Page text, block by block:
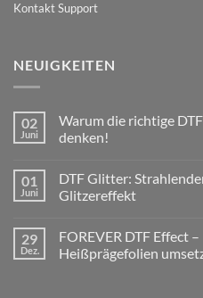
Kontakt Support
NEUIGKEITEN
02
Juni
Warum die richtige
denken!
zu
Warum
die
Folie
wichtiger
ist,
01
Juni
DTF Glitter:
Glitzereffekt
zu
DTF
Glitter:
29
Dez.
FOREVER DTF Effect
Heißprägefolien